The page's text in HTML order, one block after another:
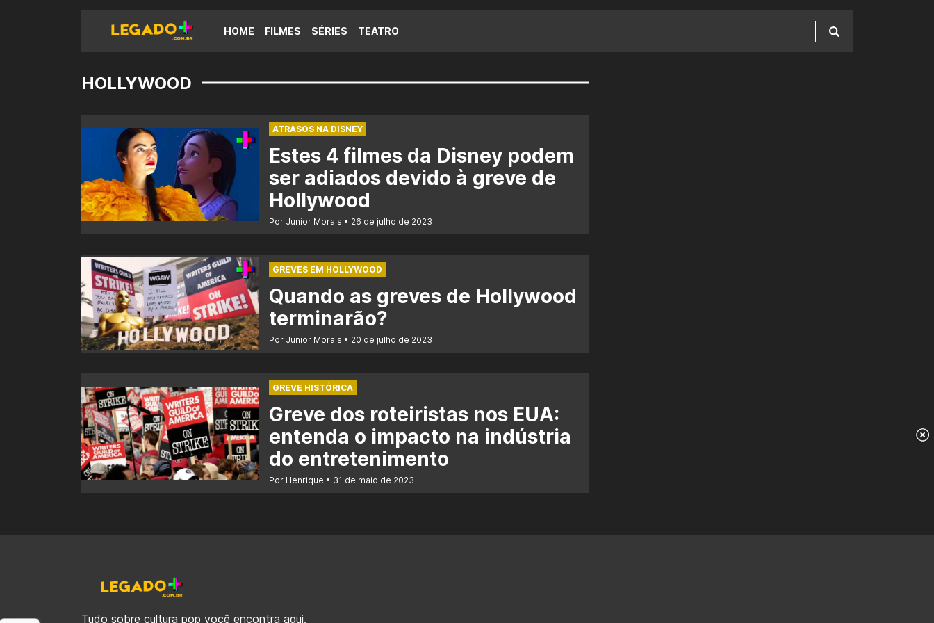
HOME FILMES SÉRIES TEATRO
HOLLYWOOD
ATRASOS NA DISNEY
Estes 4 filmes da Disney podem
ser adiados devido à greve de
Hollywood
Por Junior Morais 26 de julho de 2023
GREVES EM HOLLYWOOD
Quando as greves de Hollywood
terminarão?
Por Junior Morais 20 de julho de 2023
GREVE HISTÓRICA
Greve dos roteiristas nos EUA:
entenda o impacto na indústria
do entretenimento
Por Henrique 31 de maio de 2023
Tudo sobre cultura pop você encontra aqui.